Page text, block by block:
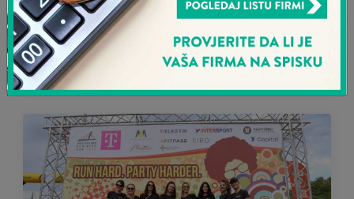
ginekologiju i akušerstvo KCCG
15. 6. 2026